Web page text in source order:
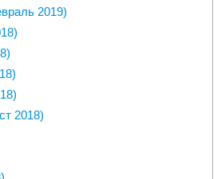
2019)
2018)